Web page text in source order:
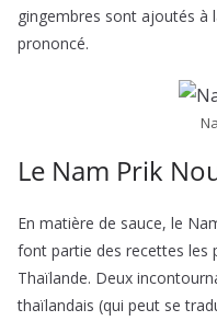
gingembres sont ajoutés à
prononcé.
Le Nam Prik
En matière de sauce, le
font partie des recettes les
Thaïlande. Deux
thaïlandais (qui peut se